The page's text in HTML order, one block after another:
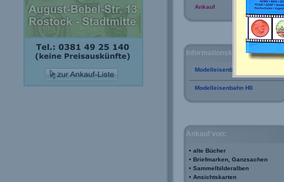
Ankauf
Informationskataloge:
Modelleisenbahn TT
Modelleisenbahn H0
Ankauf von:
• alte Bücher
• Briefmarken, Ganzsachen
• Sammelbilderalben
• Ansichtskarten